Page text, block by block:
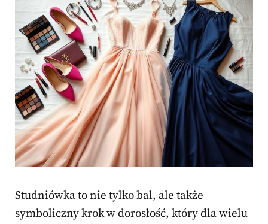
Studniówka to nie tylko bal, ale także
symboliczny krok w dorosłość, który dla wielu